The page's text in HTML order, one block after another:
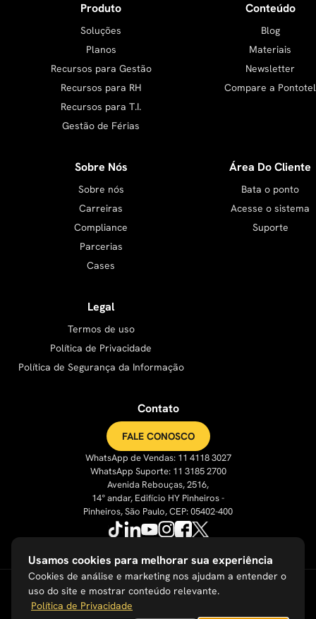
Produto
Soluções
Planos
Recursos para Gestão
Recursos para RH
Recursos para T.I.
Gestão de Férias
Conteúdo
Blog
Materiais
Newsletter
Compare a Pontotel
Sobre Nós
Sobre nós
Carreiras
Compliance
Parcerias
Cases
Área Do Cliente
Bata o ponto
Acesse o sistema
Suporte
Legal
Termos de uso
Política de Privacidade
Política de Segurança da Informação
Contato
FALE CONOSCO
WhatsApp de Vendas: 11 4118 3027
WhatsApp Suporte: 11 3185 2700
Avenida Rebouças, 2516,
14° andar, Edifício HY Pinheiros -
Pinheiros, São Paulo, CEP: 05402-400
Usamos cookies para melhorar sua experiência
Cookies de análise e marketing nos ajudam a entender o
uso do site e mostrar conteúdo relevante.
Política de Privacidade